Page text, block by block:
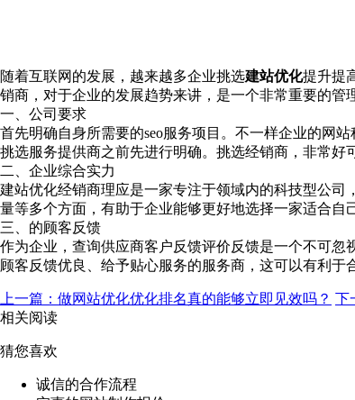
随着互联网的发展，越来越多企业挑选建站优化提升提
销商，对于企业的发展趋势来讲，是一个非常重要的管
一、公司要求
首先明确自身所需要的seo服务项目。不一样企业的网
挑选服务提供商之前先进行明确。挑选经销商，非常好
二、企业综合实力
建站优化经销商理应是一家专注于领域内的科技型公
量等多个方面，有助于企业能够更好地选择一家适合自
三、的顾客反馈
作为企业，查询供应商客户反馈评价反馈是一个不可
顾客反馈优良、给予贴心服务的服务商，这可以有利于
上一篇：做网站优化优化排名真的能够立即见效吗？ 下
相关阅读
猜您喜欢
诚信的合作流程